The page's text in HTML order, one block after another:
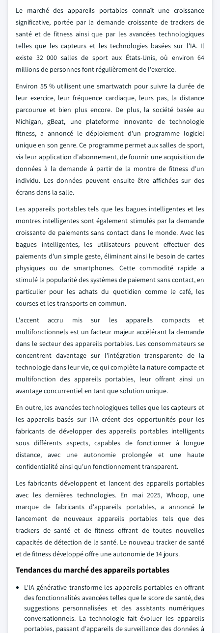
Le marché des appareils portables connaît une croissance
significative, portée par la demande croissante de trackers de
santé et de fitness ainsi que par les avancées technologiques
telles que les capteurs et les technologies basées sur l'IA. Il
existe 32 000 salles de sport aux États-Unis, où environ 64
millions de personnes font régulièrement de l'exercice.
Environ 55 % utilisent une smartwatch pour suivre la durée de
leur exercice, leur fréquence cardiaque, leurs pas, la distance
parcourue et bien plus encore. De plus, la société basée au
Michigan, gBeat, une plateforme innovante de technologie
fitness, a annoncé le déploiement d'un programme logiciel
unique en son genre. Ce programme permet aux salles de sport,
via leur application d'abonnement, de fournir une acquisition de
données à la demande à partir de la montre de fitness d'un
individu. Les données peuvent ensuite être affichées sur des
écrans dans la salle.
Les appareils portables tels que les bagues intelligentes et les
montres intelligentes sont également stimulés par la demande
croissante de paiements sans contact dans le monde. Avec les
bagues intelligentes, les utilisateurs peuvent effectuer des
paiements d'un simple geste, éliminant ainsi le besoin de cartes
physiques ou de smartphones. Cette commodité rapide a
stimulé la popularité des systèmes de paiement sans contact, en
particulier pour les achats du quotidien comme le café, les
courses et les transports en commun.
L'accent accru mis sur les appareils compacts et
multifonctionnels est un facteur majeur accélérant la demande
dans le secteur des appareils portables. Les consommateurs se
concentrent davantage sur l'intégration transparente de la
technologie dans leur vie, ce qui complète la nature compacte et
multifonction des appareils portables, leur offrant ainsi un
avantage concurrentiel en tant que solution unique.
En outre, les avancées technologiques telles que les capteurs et
les appareils basés sur l'IA créent des opportunités pour les
fabricants de développer des appareils portables intelligents
sous différents aspects, capables de fonctionner à longue
distance, avec une autonomie prolongée et une haute
confidentialité ainsi qu'un fonctionnement transparent.
Les fabricants développent et lancent des appareils portables
avec les dernières technologies. En mai 2025, Whoop, une
marque de fabricants d'appareils portables, a annoncé le
lancement de nouveaux appareils portables tels que des
trackers de santé et de fitness offrant de toutes nouvelles
capacités de détection de la santé. Le nouveau tracker de santé
et de fitness développé offre une autonomie de 14 jours.
Tendances du marché des appareils portables
L'IA générative transforme les appareils portables en offrant
des fonctionnalités avancées telles que le score de santé, des
suggestions personnalisées et des assistants numériques
conversationnels. La technologie fait évoluer les appareils
portables, passant d'appareils de surveillance des données à